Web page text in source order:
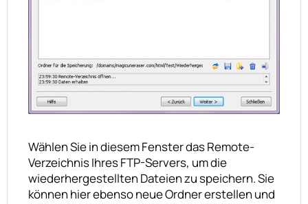
Wählen Sie in diesem Fenster das Remote-
Verzeichnis Ihres FTP-Servers, um die
wiederhergestellten Dateien zu speichern. Sie
können hier ebenso neue Ordner erstellen und